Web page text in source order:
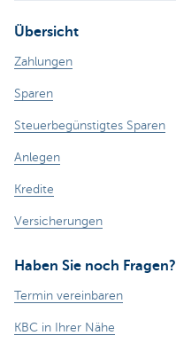
Übersicht
Zahlungen
Sparen
Steuerbegünstigtes Sparen
Anlegen
Kredite
Versicherungen
Haben Sie noch Fragen?
Termin vereinbaren
KBC in Ihrer Nähe